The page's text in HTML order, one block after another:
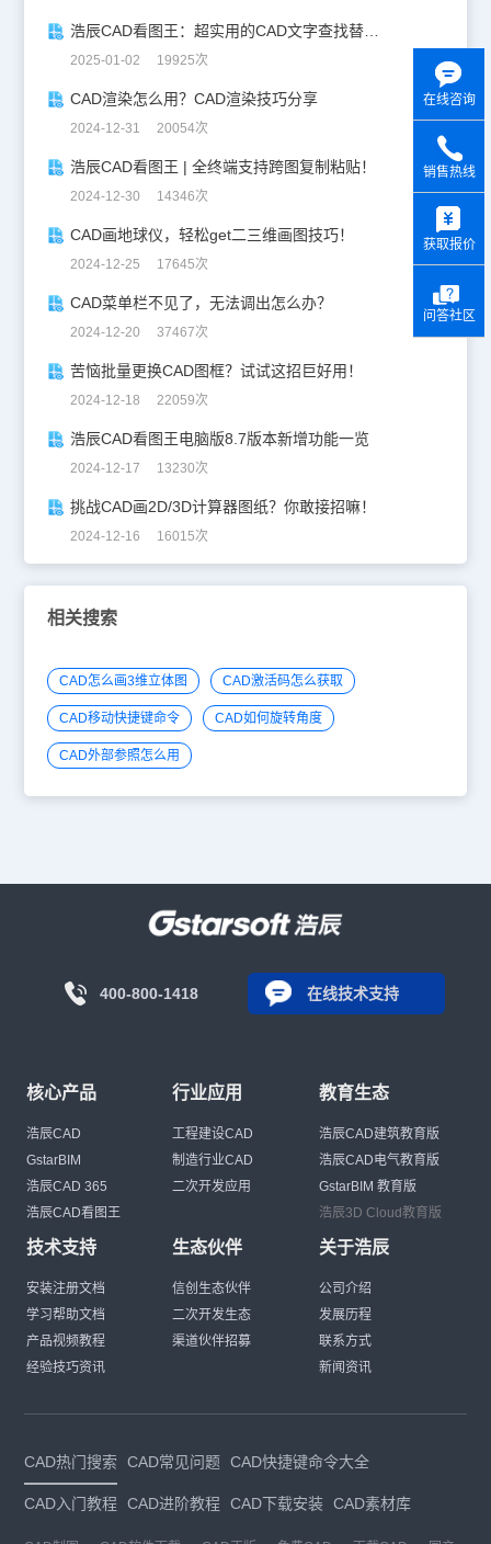
浩辰CAD看图王：超实用的CAD文字查找替换技巧分享！
2025-01-02 19925次
CAD渲染怎么用？CAD渲染技巧分享
2024-12-31 20054次
浩辰CAD看图王 | 全终端支持跨图复制粘贴！
2024-12-30 14346次
CAD画地球仪，轻松get二三维画图技巧！
2024-12-25 17645次
CAD菜单栏不见了，无法调出怎么办？
2024-12-20 37467次
苦恼批量更换CAD图框？试试这招巨好用！
2024-12-18 22059次
浩辰CAD看图王电脑版8.7版本新增功能一览
2024-12-17 13230次
挑战CAD画2D/3D计算器图纸？你敢接招嘛！
2024-12-16 16015次
相关搜索
CAD怎么画3维立体图 CAD激活码怎么获取
CAD移动快捷键命令 CAD如何旋转角度
CAD外部参照怎么用
400-800-1418 在线技术支持
核心产品
浩辰CAD
GstarBIM
浩辰CAD 365
浩辰CAD看图王
行业应用
工程建设CAD
制造行业CAD
二次开发应用
教育生态
浩辰CAD建筑教育版
浩辰CAD电气教育版
GstarBIM 教育版
浩辰3D Cloud教育版
技术支持
安装注册文档
学习帮助文档
产品视频教程
经验技巧资讯
生态伙伴
信创生态伙伴
二次开发生态
渠道伙伴招募
关于浩辰
公司介绍
发展历程
联系方式
新闻资讯
CAD热门搜索 CAD常见问题 CAD快捷键命令大全
CAD入门教程 CAD进阶教程 CAD下载安装 CAD素材库
在线咨询
销售热线
获取报价
问答社区